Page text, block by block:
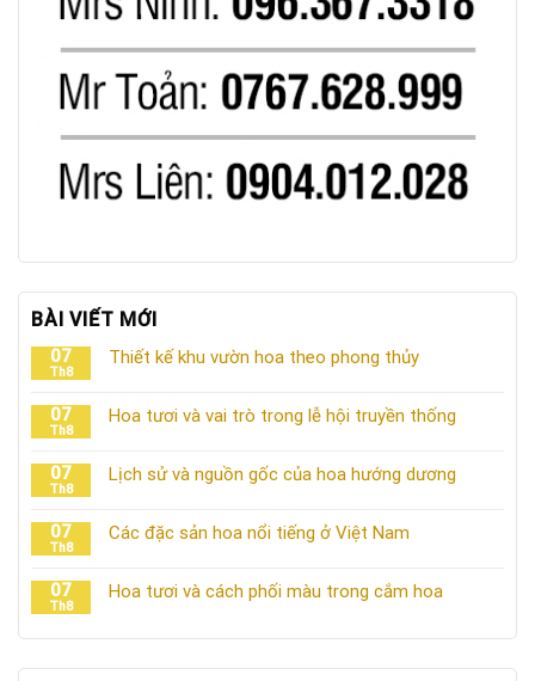
BÀI VIẾT MỚI
07
Th8
Thiết kế khu vườn hoa theo phong thủy
07
Th8
Hoa tươi và vai trò trong lễ hội truyền thống
07
Th8
Lịch sử và nguồn gốc của hoa hướng dương
07
Th8
Các đặc sản hoa nổi tiếng ở Việt Nam
07
Th8
Hoa tươi và cách phối màu trong cắm hoa